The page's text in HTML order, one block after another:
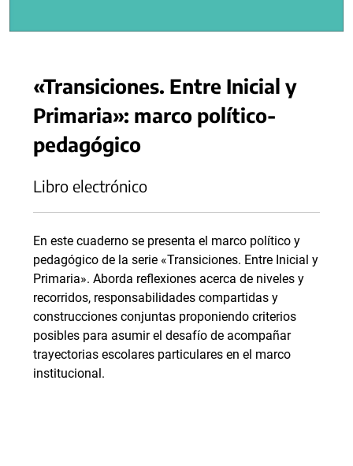
«Transiciones. Entre Inicial y
Primaria»: marco político-
pedagógico
Libro electrónico
En este cuaderno se presenta el marco político y
pedagógico de la serie «Transiciones. Entre Inicial y
Primaria». Aborda reflexiones acerca de niveles y
recorridos, responsabilidades compartidas y
construcciones conjuntas proponiendo criterios
posibles para asumir el desafío de acompañar
trayectorias escolares particulares en el marco
institucional.